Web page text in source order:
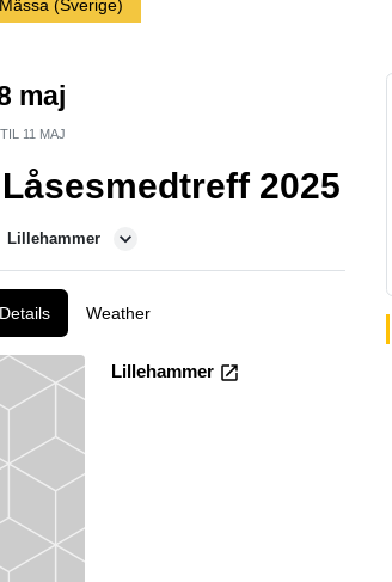
Mässa (Sverige)
maj
11 MAJ
Låsesmedtreff 2025
Lillehammer
Details Weather
Lillehammer